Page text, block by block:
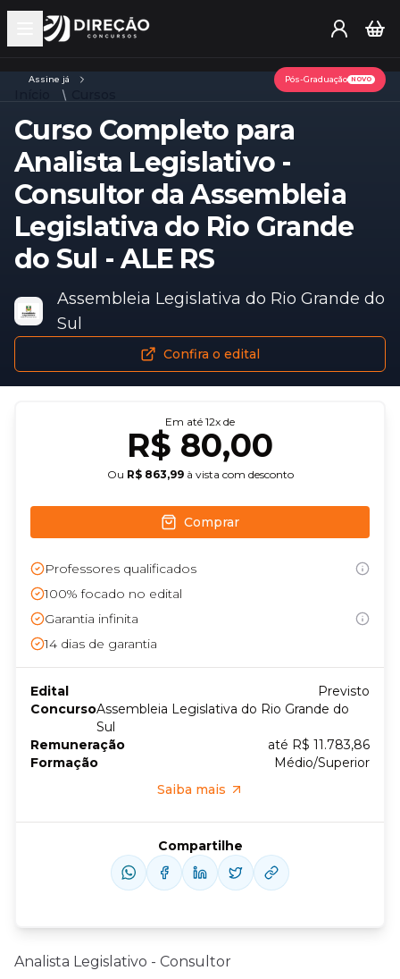
Open main menu
Assine já Pós-Graduação NOVO
Curso Completo para
Analista Legislativo -
Consultor da Assembleia
Legislativa do Rio Grande
do Sul - ALE RS
Assembleia Legislativa do Rio Grande do
Sul
Confira o edital
Analista Legislativo - Consultor
Em até 12x de
R$ 80,00
Ou R$ 863,99 à vista com desconto
Comprar
Professores qualificados
100% focado no edital
Garantia infinita
14 dias de garantia
Edital
Previsto
ConcursoAssembleia Legislativa do Rio Grande do
Sul
Remuneração
até R$ 11.783,86
Formação
Médio/Superior
Saiba mais
Compartilhe